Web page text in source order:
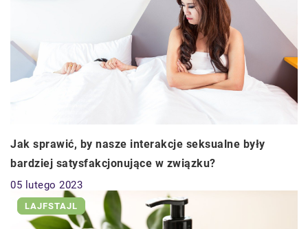
Jak sprawić, by nasze interakcje seksualne były
bardziej satysfakcjonujące w związku?
05 lutego 2023
LAJFSTAJL